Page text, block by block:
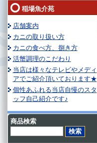
稲場魚介苑
店舗案内
カニの取り扱い方
カニの食べ方、捌き方
活蟹調理のこだわり
当店は様々なテレビやメディ
アでご紹介頂いております★
個性あふれる当店自慢のスタ
ッフ自己紹介です♪
商品検索